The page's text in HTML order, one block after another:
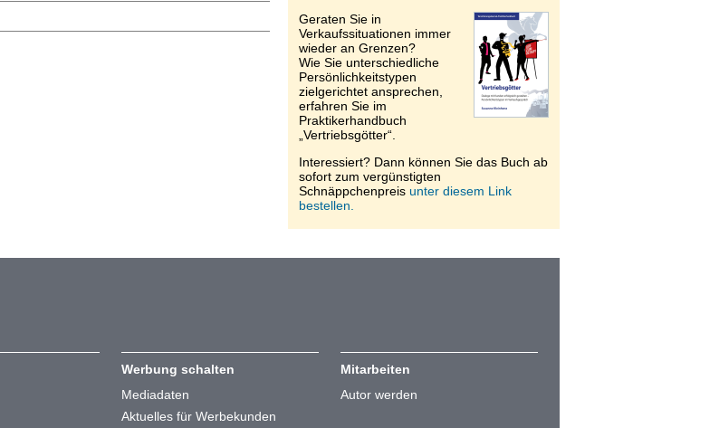
Geraten Sie in
Verkaufssituationen immer
wieder an Grenzen?
Wie Sie unterschiedliche
Persönlichkeitstypen
zielgerichtet ansprechen,
erfahren Sie im
Praktikerhandbuch
„Vertriebsgötter“.
Interessiert? Dann können Sie das Buch ab
sofort zum vergünstigten
Schnäppchenpreis unter diesem Link
bestellen.
Werbung schalten
Mediadaten
Aktuelles für Werbekunden
Mitarbeiten
Autor werden